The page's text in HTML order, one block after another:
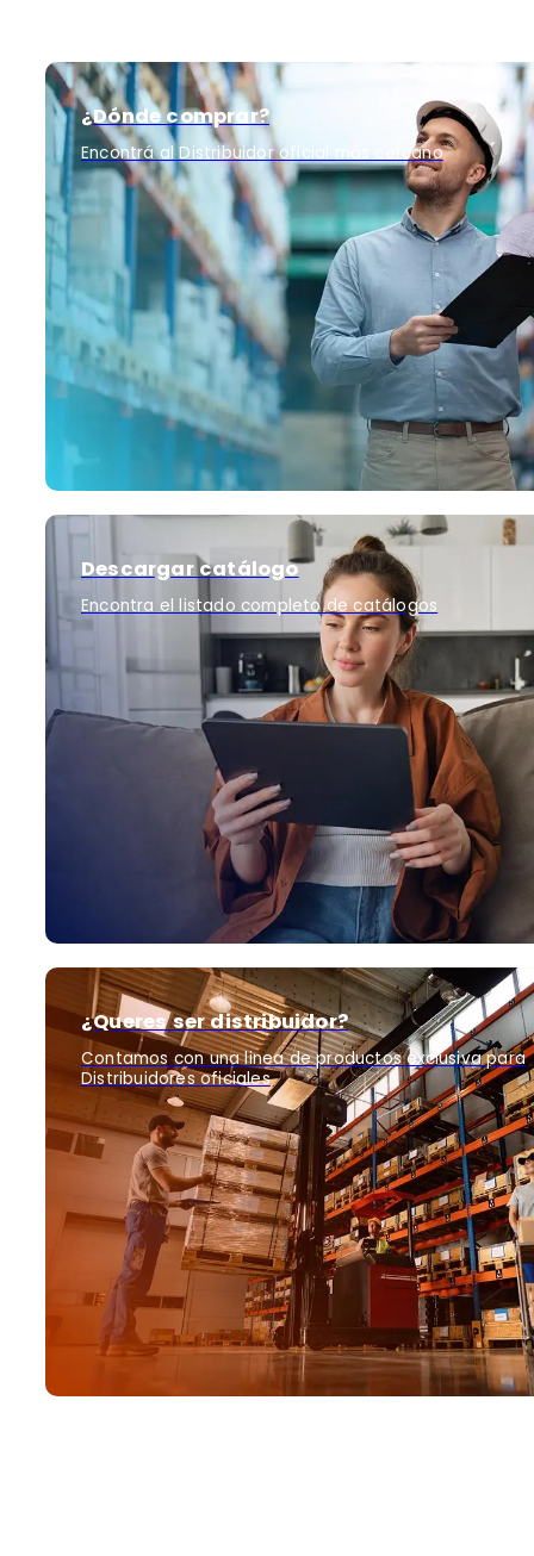
¿Dónde comprar?
Encontrá al Distribuidor oficial más cercano
Descargar catálogo
Encontra el listado completo de catálogos
¿Queres ser distribuidor?
Contamos con una linea de productos exclusiva para
Distribuidores oficiales